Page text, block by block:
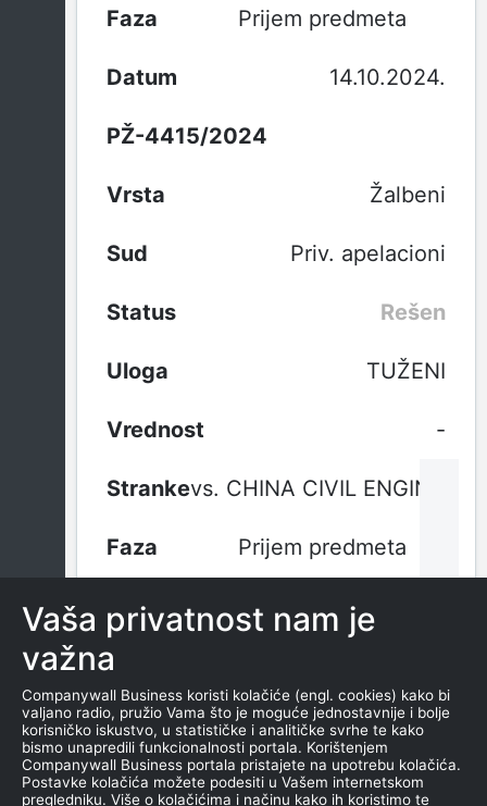
Prijem predmeta
14.10.2024.
PŽ-4415/2024
Žalbeni
Priv. apelacioni
Rešen
TUŽENI
-
vs. CHINA CIVIL
Prijem predmeta
16.09.2024.
Vaša privatnost nam je
važna
Companywall Business koristi kolačiće (engl. cookies) kako bi
valjano radio, pružio Vama što je moguće jednostavnije i bolje
korisničko iskustvo, u statističke i analitičke svrhe te kako
bismo unapredili funkcionalnosti portala. Korištenjem
Companywall Business portala pristajete na upotrebu kolačića.
Postavke kolačića možete podesiti u Vašem internetskom
pregledniku. Više o kolačićima i načinu kako ih koristimo te